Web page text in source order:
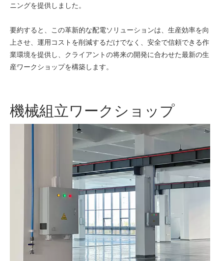
ニングを提供しました。
要約すると、この革新的な配電ソリューションは、生産効率を向
上させ、運用コストを削減するだけでなく、安全で信頼できる作
業環境を提供し、クライアントの将来の開発に合わせた最新の生
産ワークショップを構築します。
機械組立ワークショップ